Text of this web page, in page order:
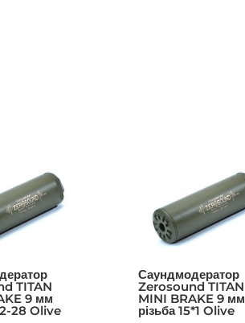
TITAN
9 мм
28 Olive
Саундмодератор
Zerosound TITAN
MINI BRAKE 9 мм
різьба 15*1 Olive